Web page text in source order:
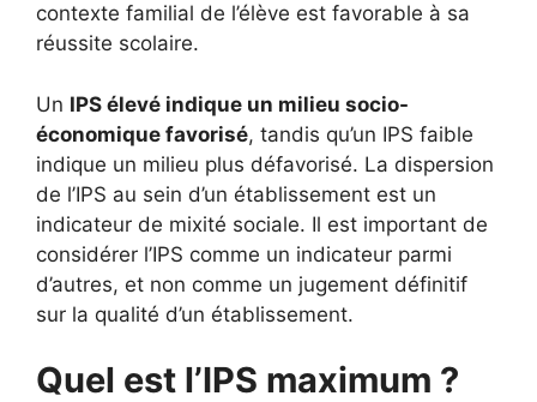
contexte familial de l’élève est favorable à sa
réussite scolaire.
Un IPS élevé indique un milieu socio-
économique favorisé, tandis qu’un IPS faible
indique un milieu plus défavorisé. La dispersion
de l’IPS au sein d’un établissement est un
indicateur de mixité sociale. Il est important de
considérer l’IPS comme un indicateur parmi
d’autres, et non comme un jugement définitif
sur la qualité d’un établissement.
Quel est l’IPS maximum ?